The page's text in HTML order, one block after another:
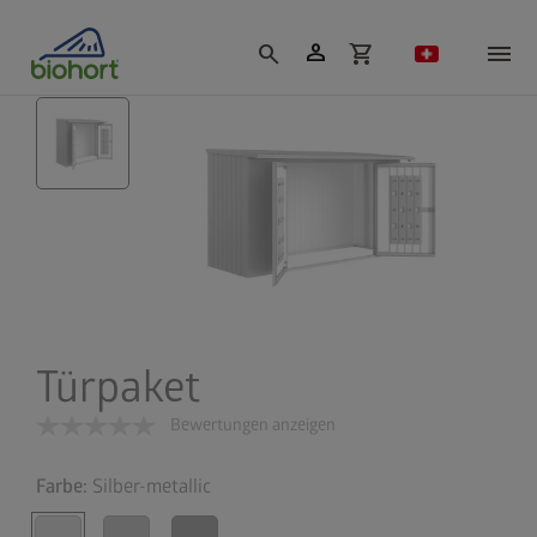
search person shopping_cart
Türpaket
Bewertungen anzeigen
Farbe: Silber-metallic